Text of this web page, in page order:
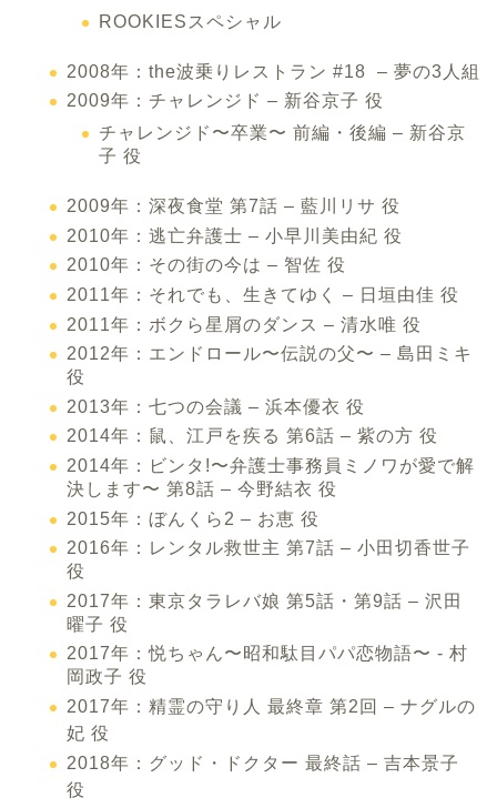
ROOKIESスペシャル
2008年：the波乗りレストラン #18 – 夢の3人組
2009年：チャレンジド – 新谷京子 役
チャレンジド〜卒業〜 前編・後編 – 新谷京
子 役
2009年：深夜食堂 第7話 – 藍川リサ 役
2010年：逃亡弁護士 – 小早川美由紀 役
2010年：その街の今は – 智佐 役
2011年：それでも、生きてゆく – 日垣由佳 役
2011年：ボクら星屑のダンス – 清水唯 役
2012年：エンドロール〜伝説の父〜 – 島田ミキ
役
2013年：七つの会議 – 浜本優衣 役
2014年：鼠、江戸を疾る 第6話 – 紫の方 役
2014年：ビンタ!〜弁護士事務員ミノワが愛で解
決します〜 第8話 – 今野結衣 役
2015年：ぼんくら2 – お恵 役
2016年：レンタル救世主 第7話 – 小田切香世子
役
2017年：東京タラレバ娘 第5話・第9話 – 沢田
曜子 役
2017年：悦ちゃん〜昭和駄目パパ恋物語〜 ‐ 村
岡政子 役
2017年：精霊の守り人 最終章 第2回 – ナグルの
妃 役
2018年：グッド・ドクター 最終話 – 吉本景子
役